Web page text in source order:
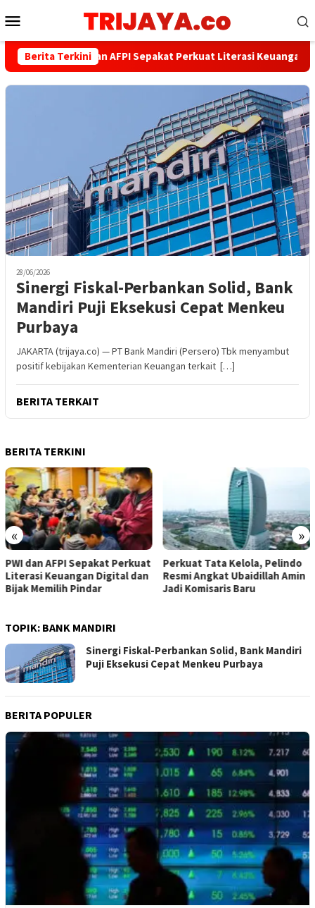
ke
Mobile
Berita TerkiniPWI dan AFPI Sepakat Perkuat Literasi Keuangan
28/06/2026
Sinergi Fiskal-Perbankan Solid, Bank
Mandiri Puji Eksekusi Cepat Menkeu
Purbaya
JAKARTA (trijaya.co) — PT Bank Mandiri (Persero) Tbk menyambut
positif kebijakan Kementerian Keuangan terkait […]
BERITA TERKAIT
BERITA TERKINI
« »
PWI dan AFPI Sepakat Perkuat
Literasi Keuangan Digital dan
Bijak Memilih Pindar
​Perkuat Tata Kelola, Pelindo
Resmi Angkat Ubaidillah Amin
Jadi Komisaris Baru
TOPIK: BANK MANDIRI
Sinergi Fiskal-Perbankan Solid, Bank Mandiri
Puji Eksekusi Cepat Menkeu Purbaya
BERITA POPULER